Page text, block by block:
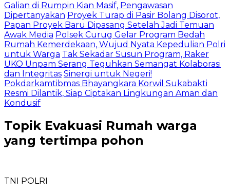
Galian di Rumpin Kian Masif, Pengawasan
Dipertanyakan Proyek Turap di Pasir Bolang Disorot,
Papan Proyek Baru Dipasang Setelah Jadi Temuan
Awak Media Polsek Curug Gelar Program Bedah
Rumah Kemerdekaan, Wujud Nyata Kepedulian Polri
untuk Warga Tak Sekadar Susun Program, Raker
UKO Unpam Serang Teguhkan Semangat Kolaborasi
dan Integritas Sinergi untuk Negeri!
Pokdarkamtibmas Bhayangkara Korwil Sukabakti
Resmi Dilantik, Siap Ciptakan Lingkungan Aman dan
Kondusif
Topik Evakuasi Rumah warga
yang tertimpa pohon
TNI POLRI